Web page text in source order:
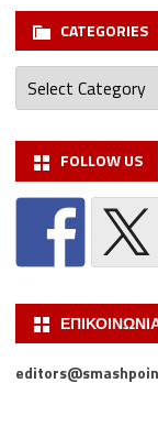
CATEGORIES
Categories
FOLLOW US